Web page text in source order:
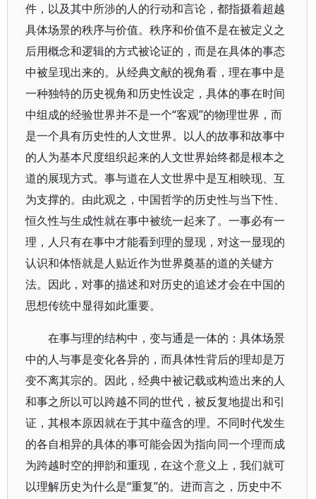
件，以及其中所涉的人的行动和言论，都指摄着超越
具体场景的秩序与价值。秩序和价值不是在被定义之
后用概念和逻辑的方式被论证的，而是在具体的事态
中被呈现出来的。从经典文献的视角看，理在事中是
一种独特的历史视角和历史性设定，具体的事在时间
中组成的经验世界并不是一个“客观”的物理世界，而
是一个具有历史性的人文世界。以人的故事和故事中
的人为基本尺度组织起来的人文世界始终都是根本之
道的展现方式。事与道在人文世界中是互相映现、互
为支撑的。由此观之，中国哲学的历史性与当下性、
恒久性与生成性就在事中被统一起来了。一事必有一
理，人只有在事中才能看到理的显现，对这一显现的
认识和体悟就是人贴近作为世界奠基的道的关键方
法。因此，对事的描述和对历史的追述才会在中国的
思想传统中显得如此重要。
在事与理的结构中，变与通是一体的：具体场景
中的人与事是变化各异的，而具体性背后的理却是万
变不离其宗的。因此，经典中被记载或构造出来的人
和事之所以可以跨越不同的世代，被反复地提出和引
证，其根本原因就在于其中蕴含的理。不同时代发生
的各自相异的具体的事可能会因为指向同一个理而成
为跨越时空的押韵和重现，在这个意义上，我们就可
以理解历史为什么是“重复”的。进而言之，历史中不